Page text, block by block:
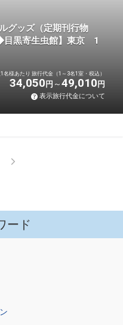
グッズ（定期刊行物
目黒寄生虫館】東京 1
名様あたり 旅行代金（1～3名1室・税込）
34,050 円 49,010 円
表示旅行代金について
ード